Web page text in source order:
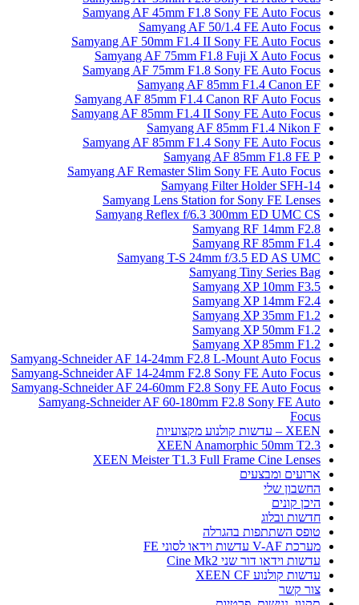
Samyang AF 45mm F1.8 Sony FE Auto Focus
Samyang AF 50/1.4 FE Auto Focus
Samyang AF 50mm F1.4 II Sony FE Auto Focus
Samyang AF 75mm F1.8 Fuji X Auto Focus
Samyang AF 75mm F1.8 Sony FE Auto Focus
Samyang AF 85mm F1.4 Canon EF
Samyang AF 85mm F1.4 Canon RF Auto Focus
Samyang AF 85mm F1.4 II Sony FE Auto Focus
Samyang AF 85mm F1.4 Nikon F
Samyang AF 85mm F1.4 Sony FE Auto Focus
Samyang AF 85mm F1.8 FE P
Samyang AF Remaster Slim Sony FE Auto Focus
Samyang Filter Holder SFH-14
Samyang Lens Station for Sony FE Lenses
Samyang Reflex f/6.3 300mm ED UMC CS
Samyang RF 14mm F2.8
Samyang RF 85mm F1.4
Samyang T-S 24mm f/3.5 ED AS UMC
Samyang Tiny Series Bag
Samyang XP 10mm F3.5
Samyang XP 14mm F2.4
Samyang XP 35mm F1.2
Samyang XP 50mm F1.2
Samyang XP 85mm F1.2
Samyang-Schneider AF 14-24mm F2.8 L-Mount Auto Focus
Samyang-Schneider AF 14-24mm F2.8 Sony FE Auto Focus
Samyang-Schneider AF 24-60mm F2.8 Sony FE Auto Focus
Samyang-Schneider AF 60-180mm F2.8 Sony FE Auto
Focus
XEEN – עדשות קולנוע מקצועיות
XEEN Anamorphic 50mm T2.3
XEEN Meister T1.3 Full Frame Cine Lenses
ארועים ומבצעים
החשבון שלי
היכן קונים
חדשות ובלוג
טופס השתתפות בהגרלה
מערכת V-AF עדשות וידאו לסוני FE
עדשות וידאו דור שני Cine Mk2
עדשות קולנוע XEEN CF
צור קשר